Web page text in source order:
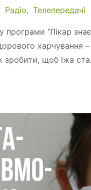
Радіо Телепередачі
програми “Лікар
харчування –
зробити, щоб їжа